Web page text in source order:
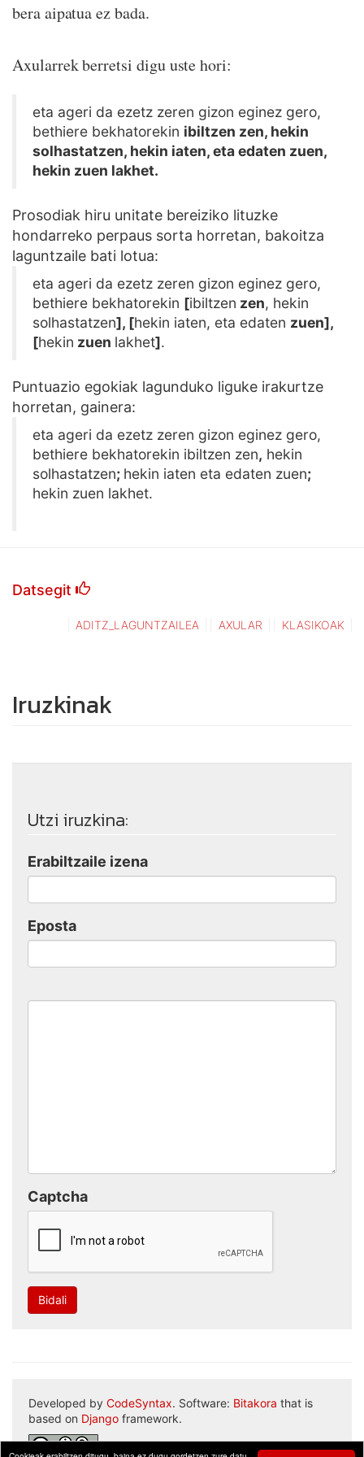
bera aipatua ez bada.
Axularrek berretsi digu uste hori:
eta ageri da ezetz zeren gizon eginez gero,
bethiere bekhatorekin ibiltzen zen, hekin
solhastatzen, hekin iaten, eta edaten zuen,
hekin zuen lakhet.
Prosodiak hiru unitate bereiziko lituzke
hondarreko perpaus sorta horretan, bakoitza
laguntzaile bati lotua:
eta ageri da ezetz zeren gizon eginez gero,
bethiere bekhatorekin [ibiltzen zen, hekin
solhastatzen], [hekin iaten, eta edaten zuen],
[hekin zuen lakhet].
Puntuazio egokiak lagunduko liguke irakurtze
horretan, gainera:
eta ageri da ezetz zeren gizon eginez gero,
bethiere bekhatorekin ibiltzen zen, hekin
solhastatzen; hekin iaten eta edaten zuen;
hekin zuen lakhet.
Datsegit
ADITZ_LAGUNTZAILEA AXULAR KLASIKOAK
Iruzkinak
Utzi iruzkina:
Erabiltzaile izena
Eposta
Captcha
Bidali
Developed by CodeSyntax. Software: Bitakora that is
based on Django framework.